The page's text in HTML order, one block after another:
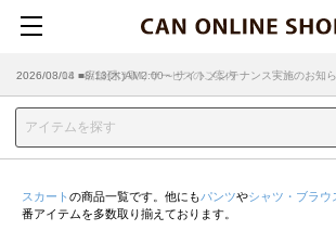
2026/08/04 ■8/13(木)AM2:00～サイトメンテナンス実施のお知
2026/03/18 ■店舗受け取りサービスのご案内
スカート の商品一覧です。他にもパンツやシャツ・ブラウ
番アイテムを多数取り揃えております。